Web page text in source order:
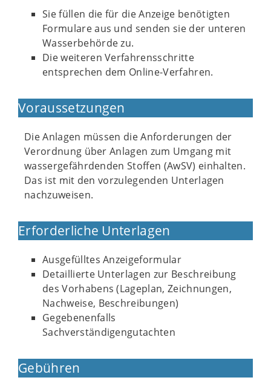
Sie füllen die für die Anzeige benötigten
Formulare aus und senden sie der unteren
Wasserbehörde zu.
Die weiteren Verfahrensschritte
entsprechen dem Online-Verfahren.
Voraussetzungen
Die Anlagen müssen die Anforderungen der
Verordnung über Anlagen zum Umgang mit
wassergefährdenden Stoffen (AwSV) einhalten.
Das ist mit den vorzulegenden Unterlagen
nachzuweisen.
Erforderliche Unterlagen
Ausgefülltes Anzeigeformular
Detaillierte Unterlagen zur Beschreibung
des Vorhabens (Lageplan, Zeichnungen,
Nachweise, Beschreibungen)
Gegebenenfalls
Sachverständigengutachten
Gebühren